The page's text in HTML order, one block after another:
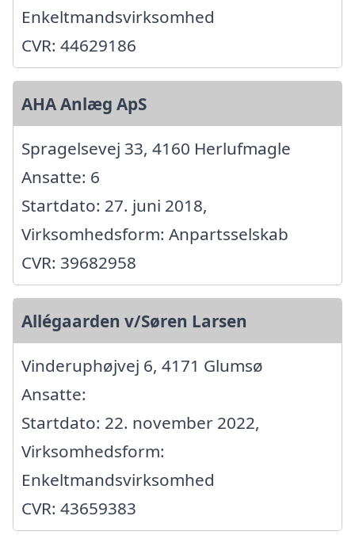
Enkeltmandsvirksomhed
CVR: 44629186
AHA Anlæg ApS
Spragelsevej 33, 4160 Herlufmagle
Ansatte: 6
Startdato: 27. juni 2018,
Virksomhedsform: Anpartsselskab
CVR: 39682958
Allégaarden v/Søren Larsen
Vinderuphøjvej 6, 4171 Glumsø
Ansatte:
Startdato: 22. november 2022,
Virksomhedsform:
Enkeltmandsvirksomhed
CVR: 43659383